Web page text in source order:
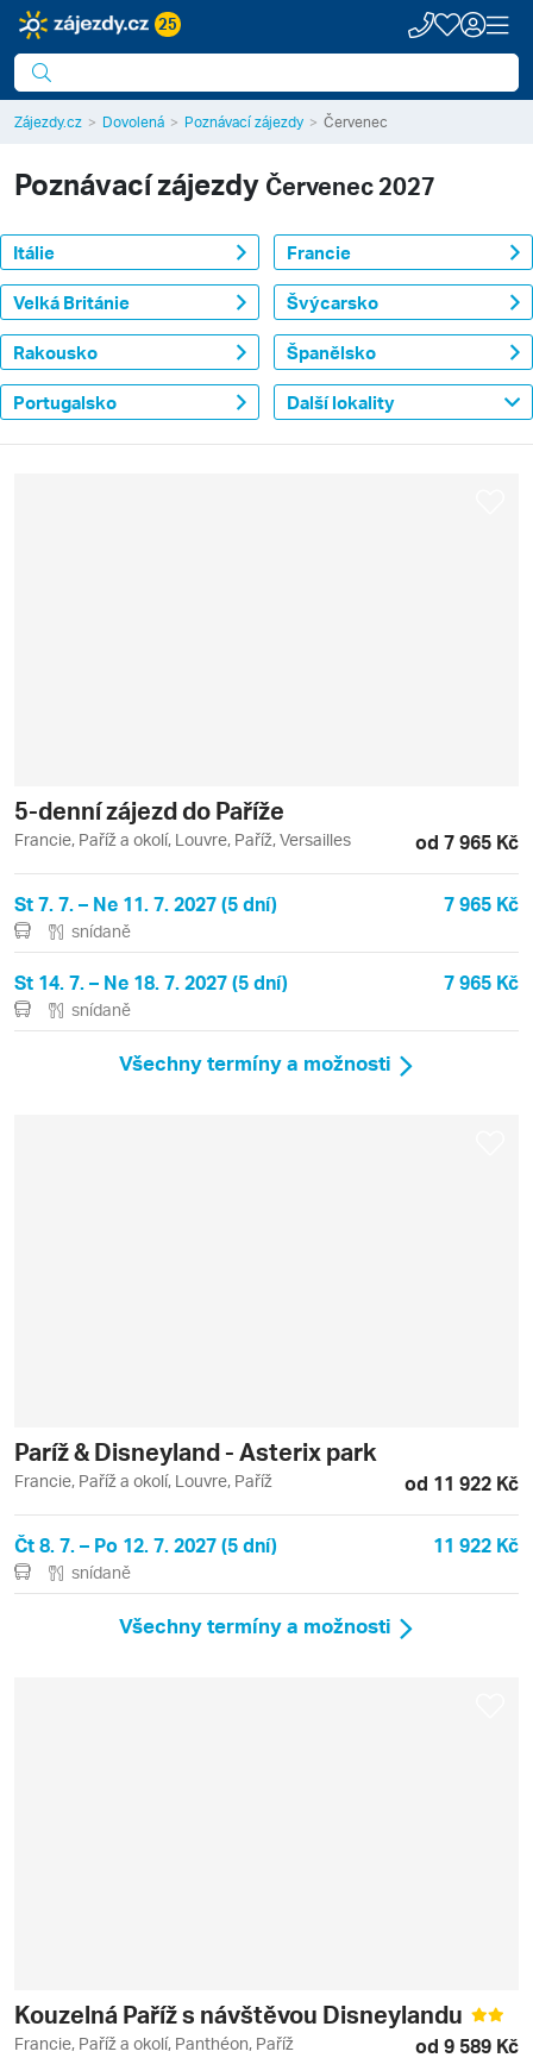
25
Zájezdy.cz Dovolená Poznávací zájezdy Červenec
Poznávací zájezdy Červenec 2027
Itálie Francie
Velká Británie Švýcarsko
Rakousko Španělsko
Portugalsko Další lokality
5-denní zájezd do Paříže
Francie, Paříž a okolí, Louvre, Paříž, Versailles od 7 965 Kč
St 7. 7. – Ne 11. 7. 2027 (5 dní) 7 965 Kč
snídaně
St 14. 7. – Ne 18. 7. 2027 (5 dní) 7 965 Kč
snídaně
Všechny termíny a možnosti
Paríž & Disneyland - Asterix park
Francie, Paříž a okolí, Louvre, Paříž od 11 922 Kč
Čt 8. 7. – Po 12. 7. 2027 (5 dní) 11 922 Kč
snídaně
Všechny termíny a možnosti
Kouzelná Paříž s návštěvou Disneylandu
Francie, Paříž a okolí, Panthéon, Paříž od 9 589 Kč